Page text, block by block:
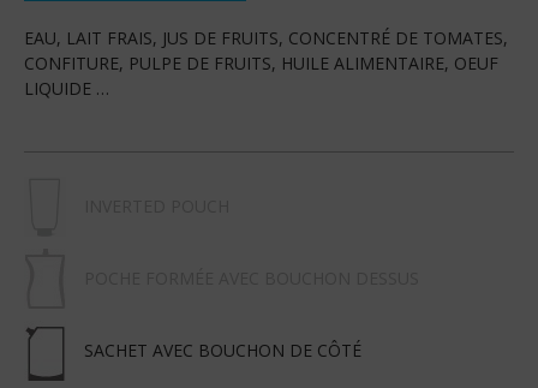
EAU, LAIT FRAIS, JUS DE FRUITS, CONCENTRÉ DE TOMATES,
CONFITURE, PULPE DE FRUITS, HUILE ALIMENTAIRE, OEUF
LIQUIDE …
SACHET AVEC BOUCHON DE CÔTÉ